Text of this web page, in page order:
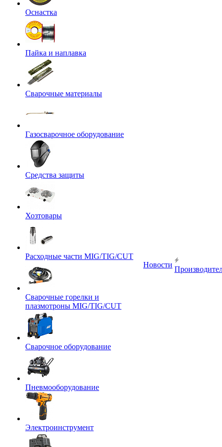
Оснастка
Пайка и наплавка
Сварочные материалы
Газосварочное оборудование
Средства защиты
Хозтовары
Расходные части MIG/TIG/CUT
Сварочные горелки и
плазмотроны MIG/TIG/CUT
Сварочное оборудование
Пневмооборудование
Электроинструмент
Новости